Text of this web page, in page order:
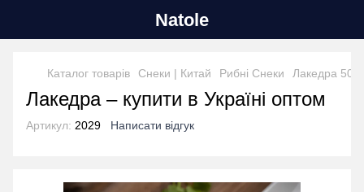
Natole
Каталог товарів Снеки | Китай Рибні Снеки Лакедра 500
Лакедра – купити в Україні оптом
Артикул: 2029 Написати відгук